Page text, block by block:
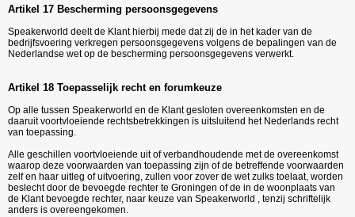
Artikel 17 Bescherming persoonsgegevens
Speakerworld deelt de Klant hierbij mede dat zij de in het kader van de
bedrijfsvoering verkregen persoonsgegevens volgens de bepalingen van de
Nederlandse wet op de bescherming persoonsgegevens verwerkt.
Artikel 18 Toepasselijk recht en forumkeuze
Op alle tussen Speakerworld en de Klant gesloten overeenkomsten en de
daaruit voortvloeiende rechtsbetrekkingen is uitsluitend het Nederlands recht
van toepassing.
Alle geschillen voortvloeiende uit of verbandhoudende met de overeenkomst
waarop deze voorwaarden van toepassing zijn of de betreffende voorwaarden
zelf en haar uitleg of uitvoering, zullen voor zover de wet zulks toelaat, worden
beslecht door de bevoegde rechter te Groningen of de in de woonplaats van
de Klant bevoegde rechter, naar keuze van Speakerworld , tenzij schriftelijk
anders is overeengekomen.